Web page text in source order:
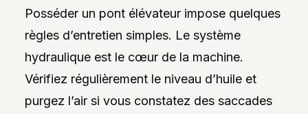
Posséder un pont élévateur impose quelques
règles d’entretien simples. Le système
hydraulique est le cœur de la machine.
Vérifiez régulièrement le niveau d’huile et
purgez l’air si vous constatez des saccades